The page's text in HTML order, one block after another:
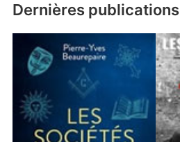
Dernières publications